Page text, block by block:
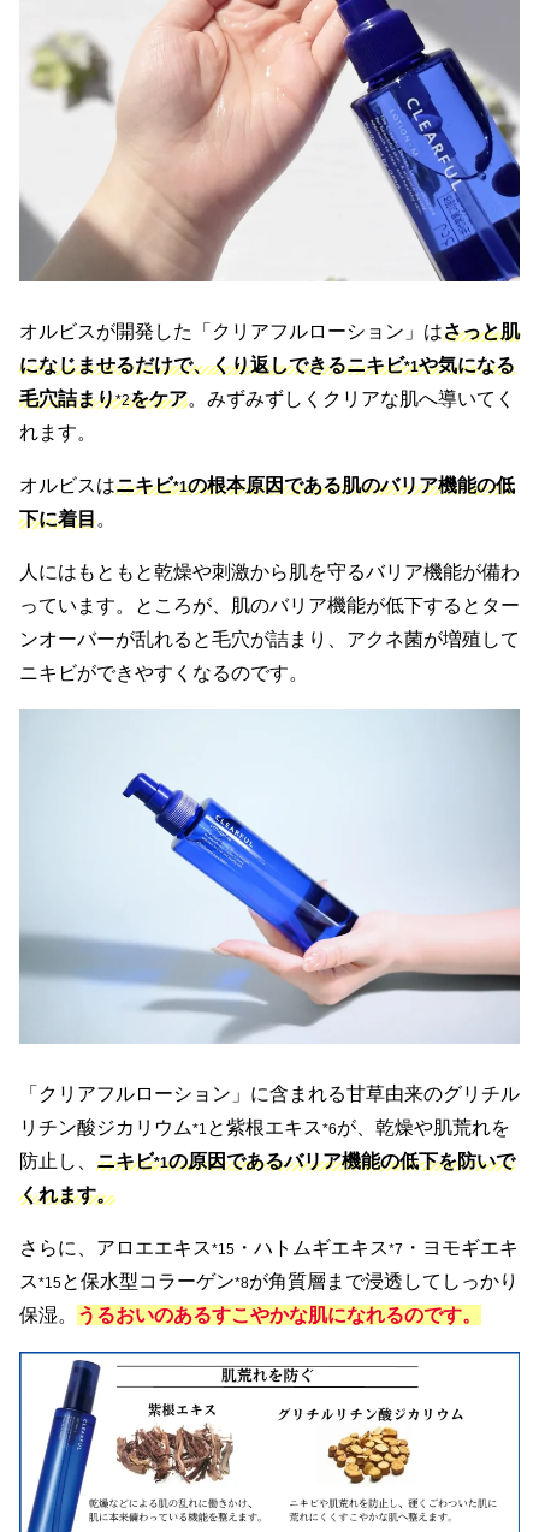
オルビスが開発した「クリアフルローション」はさっと肌
になじませるだけで、くり返しできるニキビ*1や気になる
毛穴詰まり*2をケア。みずみずしくクリアな肌へ導いてく
れます。
オルビスはニキビ*1の根本原因である肌のバリア機能の低
下に着目。
人にはもともと乾燥や刺激から肌を守るバリア機能が備わ
っています。ところが、肌のバリア機能が低下するとター
ンオーバーが乱れると毛穴が詰まり、アクネ菌が増殖して
ニキビができやすくなるのです。
「クリアフルローション」に含まれる甘草由来のグリチル
リチン酸ジカリウム*1 と紫根エキス*6が、乾燥や肌荒れを
防止し、 ニキビ*1の原因であるバリア機能の低下を防いで
くれます。
さらに、アロエエキス*15 ・ハトムギエキス*7 ・ヨモギエキ
ス*15と保水型コラーゲン*8が角質層まで浸透してしっかり
保湿。
うるおいのあるすこやかな肌になれるのです。